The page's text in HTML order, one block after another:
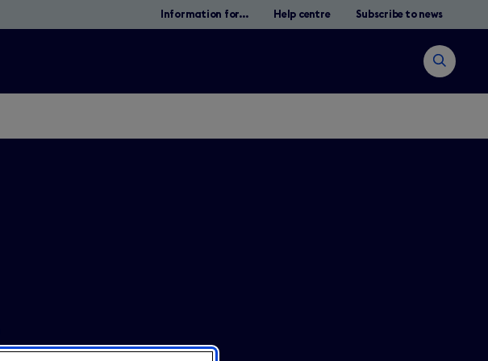
Information for... Help centre Subscribe to news
Open
search